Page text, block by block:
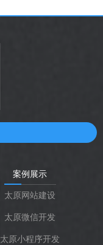
案例展示
太原网站建设
太原微信开发
太原小程序开发